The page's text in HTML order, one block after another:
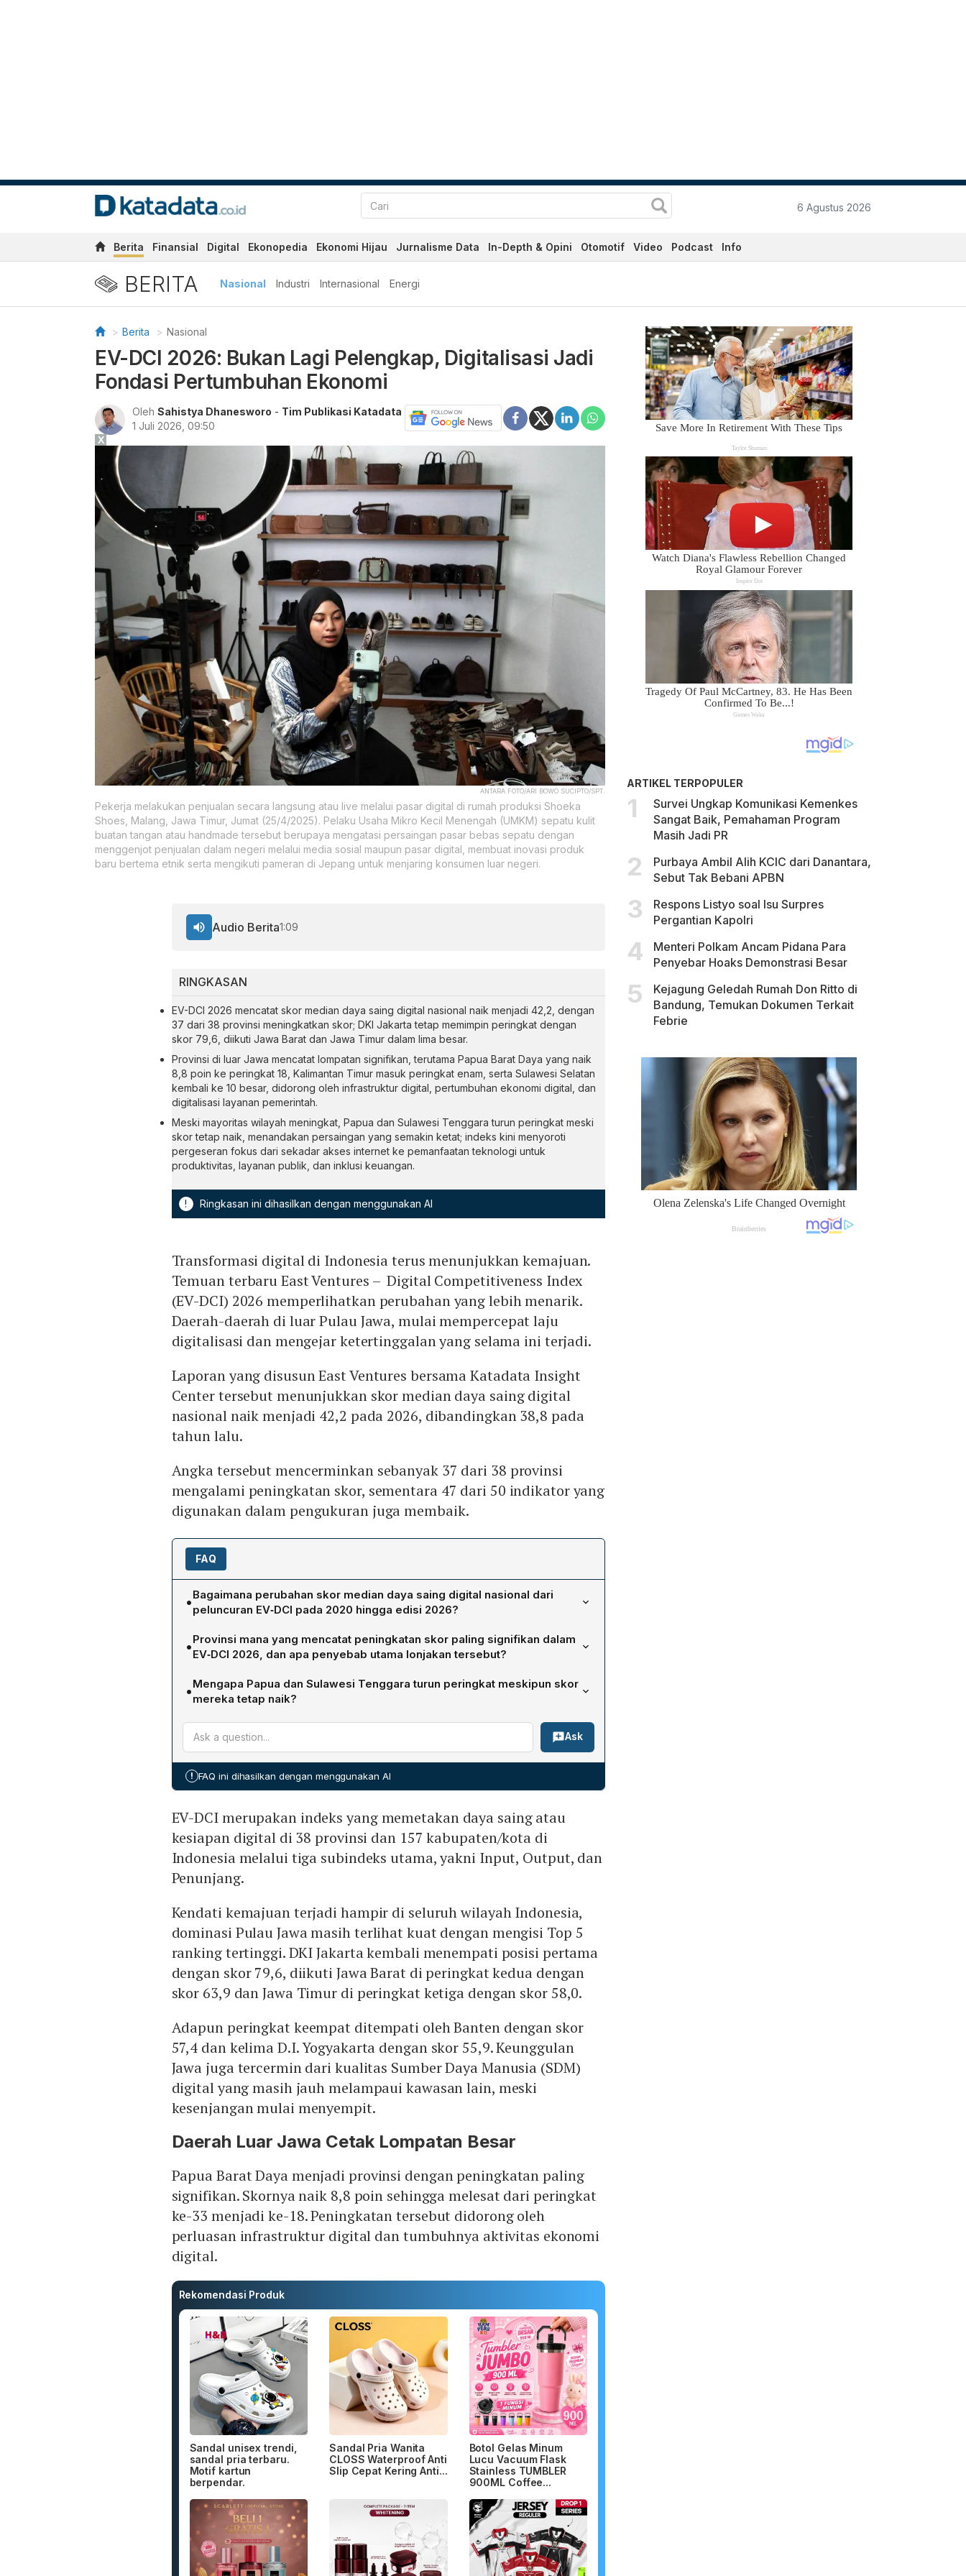
6 Agustus 2026
Berita Finansial Digital Ekonopedia Ekonomi Hijau Jurnalisme Data In-Depth & Opini Otomotif Video Podcast Info
BERITA Nasional Industri Internasional Energi
Berita Nasional
EV-DCI 2026: Bukan Lagi Pelengkap, Digitalisasi Jadi
Fondasi Pertumbuhan Ekonomi
Oleh Sahistya Dhanesworo - Tim Publikasi Katadata
1 Juli 2026, 09:50
ANTARA FOTO/ARI BOWO SUCIPTO/SPT.
Pekerja melakukan penjualan secara langsung atau live melalui pasar digital di rumah produksi Shoeka
Shoes, Malang, Jawa Timur, Jumat (25/4/2025). Pelaku Usaha Mikro Kecil Menengah (UMKM) sepatu kulit
buatan tangan atau handmade tersebut berupaya mengatasi persaingan pasar bebas sepatu dengan
menggenjot penjualan dalam negeri melalui media sosial maupun pasar digital, membuat inovasi produk
baru bertema etnik serta mengikuti pameran di Jepang untuk menjaring konsumen luar negeri.
RINGKASAN
EV-DCI 2026 mencatat skor median daya saing digital nasional naik menjadi 42,2, dengan
37 dari 38 provinsi meningkatkan skor; DKI Jakarta tetap memimpin peringkat dengan
skor 79,6, diikuti Jawa Barat dan Jawa Timur dalam lima besar.
Provinsi di luar Jawa mencatat lompatan signifikan, terutama Papua Barat Daya yang naik
8,8 poin ke peringkat 18, Kalimantan Timur masuk peringkat enam, serta Sulawesi Selatan
kembali ke 10 besar, didorong oleh infrastruktur digital, pertumbuhan ekonomi digital, dan
digitalisasi layanan pemerintah.
Meski mayoritas wilayah meningkat, Papua dan Sulawesi Tenggara turun peringkat meski
skor tetap naik, menandakan persaingan yang semakin ketat; indeks kini menyoroti
pergeseran fokus dari sekadar akses internet ke pemanfaatan teknologi untuk
produktivitas, layanan publik, dan inklusi keuangan.
! Ringkasan ini dihasilkan dengan menggunakan AI
Audio Berita1:09
Transformasi digital di Indonesia terus menunjukkan kemajuan.
Temuan terbaru East Ventures – Digital Competitiveness Index
(EV-DCI) 2026 memperlihatkan perubahan yang lebih menarik.
Daerah-daerah di luar Pulau Jawa, mulai mempercepat laju
digitalisasi dan mengejar ketertinggalan yang selama ini terjadi.
Laporan yang disusun East Ventures bersama Katadata Insight
Center tersebut menunjukkan skor median daya saing digital
nasional naik menjadi 42,2 pada 2026, dibandingkan 38,8 pada
tahun lalu.
Angka tersebut mencerminkan sebanyak 37 dari 38 provinsi
mengalami peningkatan skor, sementara 47 dari 50 indikator yang
digunakan dalam pengukuran juga membaik.
FAQ
•Bagaimana perubahan skor median daya saing digital nasional dari
peluncuran EV‑DCI pada 2020 hingga edisi 2026?
Skor median nasional naik dari 27,6 pada 2020 menjadi 42,2 pada 2026, meningkat
lebih dari 50 %. Peningkatan ini mencerminkan pergeseran fokus dari sekadar
penyediaan akses internet ke pemanfaatan teknologi digital untuk produktivitas
ekonomi, layanan publik, dan inklusi keuangan.
•Provinsi mana yang mencatat peningkatan skor paling signifikan dalam
EV‑DCI 2026, dan apa penyebab utama lonjakan tersebut?
Papua Barat Daya mencatat kenaikan skor tertinggi, naik 8,8 poin dan melompat
dari peringkat 33 ke 18. Lonjakan dipicu oleh perluasan infrastruktur digital serta
pertumbuhan aktivitas ekonomi digital di wilayah tersebut.
•Mengapa Papua dan Sulawesi Tenggara turun peringkat meskipun skor
mereka tetap naik?
Kedua provinsi tersebut memang mencatat peningkatan skor, namun laju
pertambahan lebih lambat dibandingkan provinsi lain yang lebih agresif dalam
digitalisasi. Akibatnya, relatif mereka tertinggal dalam kompetisi, sehingga posisi
Ask
! FAQ ini dihasilkan dengan menggunakan AI
EV-DCI merupakan indeks yang memetakan daya saing atau
kesiapan digital di 38 provinsi dan 157 kabupaten/kota di
Indonesia melalui tiga subindeks utama, yakni Input, Output, dan
Penunjang.
Kendati kemajuan terjadi hampir di seluruh wilayah Indonesia,
dominasi Pulau Jawa masih terlihat kuat dengan mengisi Top 5
ranking tertinggi. DKI Jakarta kembali menempati posisi pertama
dengan skor 79,6, diikuti Jawa Barat di peringkat kedua dengan
skor 63,9 dan Jawa Timur di peringkat ketiga dengan skor 58,0.
Adapun peringkat keempat ditempati oleh Banten dengan skor
57,4 dan kelima D.I. Yogyakarta dengan skor 55,9. Keunggulan
Jawa juga tercermin dari kualitas Sumber Daya Manusia (SDM)
digital yang masih jauh melampaui kawasan lain, meski
kesenjangan mulai menyempit.
Daerah Luar Jawa Cetak Lompatan Besar
Papua Barat Daya menjadi provinsi dengan peningkatan paling
signifikan. Skornya naik 8,8 poin sehingga melesat dari peringkat
ke-33 menjadi ke-18. Peningkatan tersebut didorong oleh
perluasan infrastruktur digital dan tumbuhnya aktivitas ekonomi
digital.
Rekomendasi Produk
Sandal unisex trendi,
sandal pria terbaru.
Motif kartun
berpendar.
Sandal Pria Wanita
CLOSS Waterproof Anti
Slip Cepat Kering Anti...
Botol Gelas Minum
Lucu Vacuum Flask
Stainless TUMBLER
900ML Coffee...
ARTIKEL TERPOPULER
Survei Ungkap Komunikasi Kemenkes
Sangat Baik, Pemahaman Program
Masih Jadi PR
Purbaya Ambil Alih KCIC dari Danantara,
Sebut Tak Bebani APBN
Respons Listyo soal Isu Surpres
Pergantian Kapolri
Menteri Polkam Ancam Pidana Para
Penyebar Hoaks Demonstrasi Besar
Kejagung Geledah Rumah Don Ritto di
Bandung, Temukan Dokumen Terkait
Febrie
X